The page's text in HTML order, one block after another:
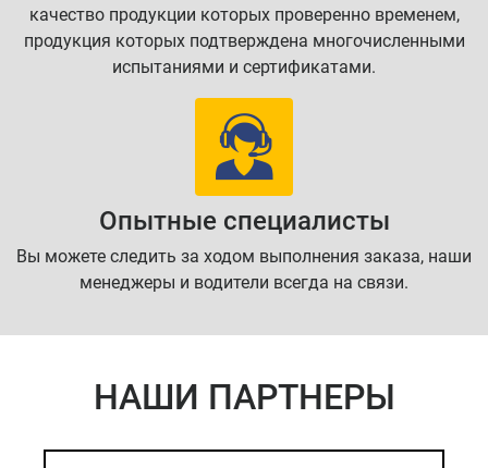
качество продукции которых проверенно временем,
продукция которых подтверждена многочисленными
испытаниями и сертификатами.
Опытные специалисты
Вы можете следить за ходом выполнения заказа, наши
менеджеры и водители всегда на связи.
НАШИ ПАРТНЕРЫ